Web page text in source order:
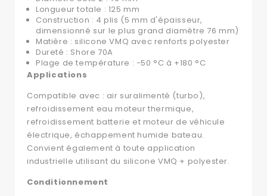
Longueur totale : 125 mm
Construction : 4 plis (5 mm d'épaisseur,
dimensionné sur le plus grand diamètre 76 mm)
Matière : silicone VMQ avec renforts polyester
Dureté : Shore 70A
Plage de température : -50 °C à +180 °C
Applications
Compatible avec : air suralimenté (turbo),
refroidissement eau moteur thermique,
refroidissement batterie et moteur de véhicule
électrique, échappement humide bateau.
Convient également à toute application
industrielle utilisant du silicone VMQ + polyester.
Conditionnement